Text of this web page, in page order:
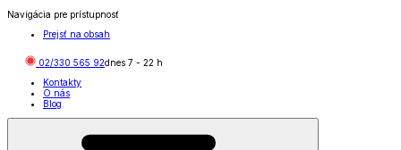
Navigácia pre prístupnosť
Prejsť na obsah
02/330 565 92dnes 7 - 22 h
Kontakty
O nás
Blog